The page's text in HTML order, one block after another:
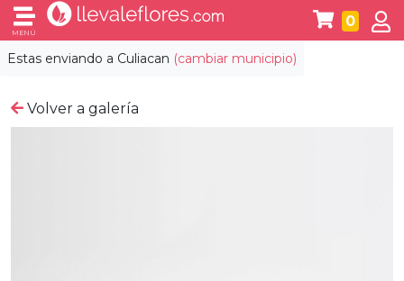
Estas enviando a Culiacan (cambiar municipio)
MENÚ
0
Volver a galería